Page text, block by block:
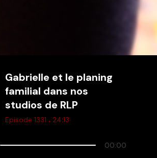
Gabrielle et le planing
familial dans nos
studios de RLP
Episode 1331 . 24:13
00:00